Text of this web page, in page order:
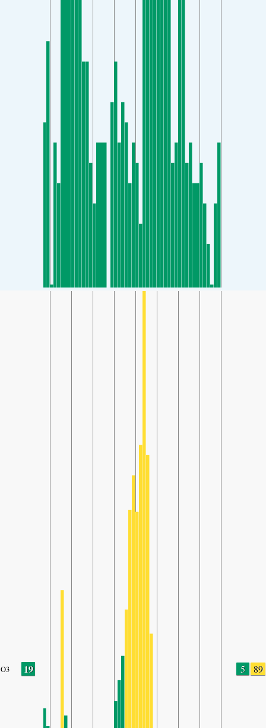
O3 19 5 89